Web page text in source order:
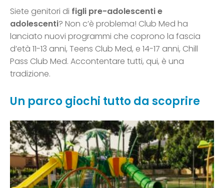
Siete genitori di figli pre-adolescenti e
adolescenti? Non c’è problema! Club Med ha
lanciato nuovi programmi che coprono la fascia
d’età 11-13 anni, Teens Club Med, e 14-17 anni, Chill
Pass Club Med. Accontentare tutti, qui, è una
tradizione.
Un parco giochi tutto da scoprire